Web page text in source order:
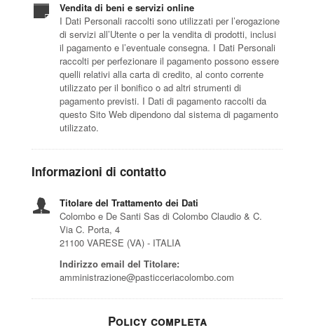
Vendita di beni e servizi online
I Dati Personali raccolti sono utilizzati per l’erogazione
di servizi all’Utente o per la vendita di prodotti, inclusi
il pagamento e l’eventuale consegna. I Dati Personali
raccolti per perfezionare il pagamento possono essere
quelli relativi alla carta di credito, al conto corrente
utilizzato per il bonifico o ad altri strumenti di
pagamento previsti. I Dati di pagamento raccolti da
questo Sito Web dipendono dal sistema di pagamento
utilizzato.
Informazioni di contatto
Titolare del Trattamento dei Dati
Colombo e De Santi Sas di Colombo Claudio & C.
Via C. Porta, 4
21100 VARESE (VA) - ITALIA
Indirizzo email del Titolare:
amministrazione@pasticceriacolombo.com
Policy completa